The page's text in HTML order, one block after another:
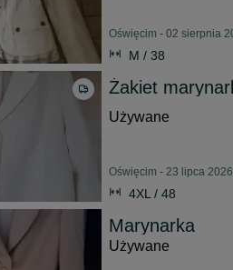
Oświęcim - 02 sierpnia
M / 38
Żakiet
Używane
Oświęcim - 23 lipca 2026
4XL / 48
Marynarka
Używane